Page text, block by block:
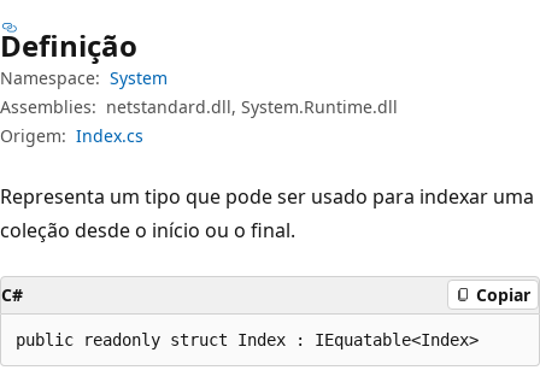
Definição
Namespace: System
Assemblies: netstandard.dll, System.Runtime.dll
Origem: Index.cs
Representa um tipo que pode ser usado para indexar uma
coleção desde o início ou o final.
C# Copiar
public readonly struct Index : IEquatable<Index>